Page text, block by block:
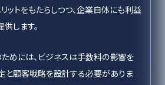
ットをもたらしつつ、企業自体にも利益
します。
めには、ビジネスは手数料の影響を
と顧客戦略を設計する必要がありま